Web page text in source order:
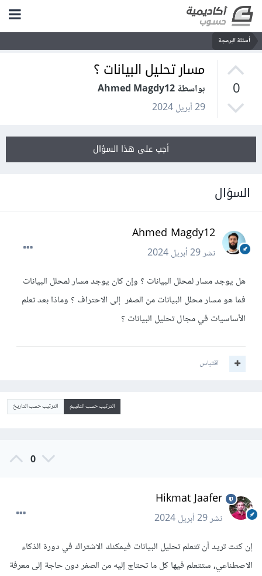
أسئلة البرمجة
0
مسار تحليل البيانات ؟
بواسطة Ahmed Magdy12
29 أبريل 2024
أجب على هذا السؤال
السؤال
Ahmed Magdy12
نشر29 أبريل 2024
هل يوجد مسار لمحلل البيانات ؟ وإن كان يوجد مسار لمحلل البيانات
فما هو مسار محلل البيانات من الصفر إلى الاحتراف ؟ وماذا بعد تعلم
الأساسيات في مجال تحليل البيانات ؟
اقتباس
الترتيب حسب التقييم الترتيب حسب التاريخ
0
Hikmat Jaafer
نشر29 أبريل 2024
إن كنت تريد أن تتعلم تحليل البيانات فيمكنك الاشتراك في دورة الذكاء
الاصطناعي, ستتعلم فيها كل ما تحتاج إليه من الصفر دون حاجة إلى معرفة